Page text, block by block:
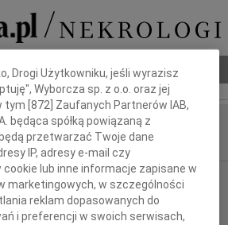
Poradnik pogrzebowy
Niszczota
Drogi Użytkowniku, jeśli wyrazisz
Wyborcza sp. z o.o. oraz jej
tym [872 ] Zaufanych Partnerów IAB,
będąca spółką powiązaną z
przetwarzać Twoje dane
IP, adresy e-mail czy
lub inne informacje zapisane w
marketingowych, w szczególności
reklam dopasowanych do
i preferencji w swoich serwisach,